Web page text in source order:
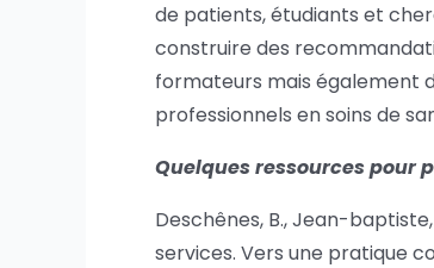
de patients, étudiants et
construire des
formateurs mais également
professionnels en soins de
Quelques ressources pour
Deschênes, B., Jean-
services. Vers une pratique